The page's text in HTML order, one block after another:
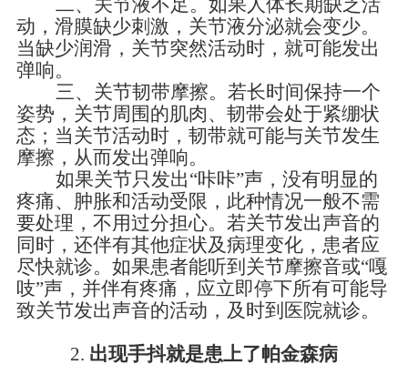
动，滑膜缺少刺激，关节液分泌就会变少。
当缺少润滑，关节突然活动时，就可能发出
弹响。
三、 关节韧带摩擦。若长时间保持一个
姿势，关节周围的肌肉、韧带会处于紧绷状
态；当关节活动时，韧带就可能与关节发生
摩擦，从而发出弹响。
如果关节只发出“咔咔”声，没有明显的
疼痛、肿胀和活动受限，此种情况一般不需
要处理，不用过分担心。若关节发出声音的
同时，还伴有其他症状及病理变化，患者应
尽快就诊。如果患者能听到关节摩擦音或“嘎
吱”声，并伴有疼痛，应立即停下所有可能导
致关节发出声音的活动，及时到医院就诊。
2. 出现手抖就是患上了帕金森病